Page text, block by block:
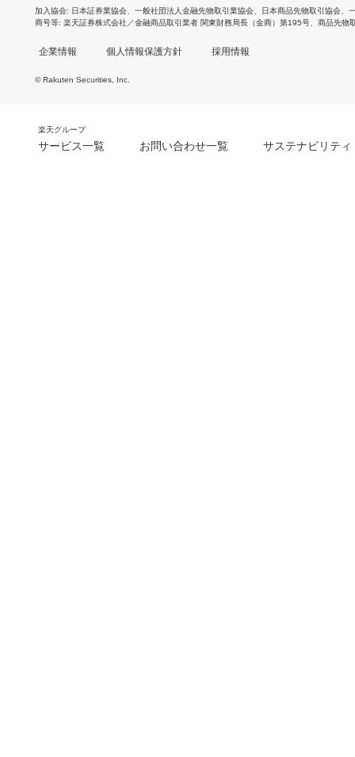
加入協会 日本証券業協会 一般社団法人金融先物取引業協会 日本商品先物取引協会
商号等 楽天証券株式会社／金融商品取引業者 関東財務局長（金商）第195号、商品先物
企業情報 個人情報保護方針 採用情報
© Rakuten Securities, Inc.
楽天グループ
サービス一覧 お問い合わせ一覧 サステナビリティ